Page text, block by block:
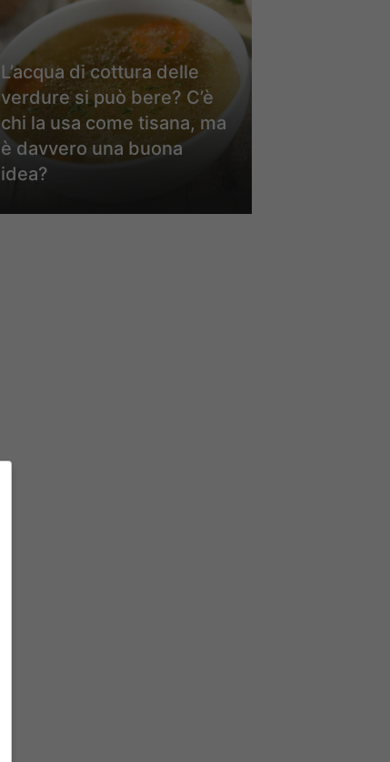
L’acqua di cottura delle
verdure si può bere? C’è
chi la usa come tisana, ma
è davvero una buona
idea?